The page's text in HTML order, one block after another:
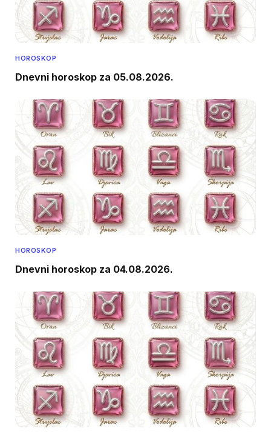
HOROSKOP
Dnevni horoskop za 05.08.2026.
HOROSKOP
Dnevni horoskop za 04.08.2026.